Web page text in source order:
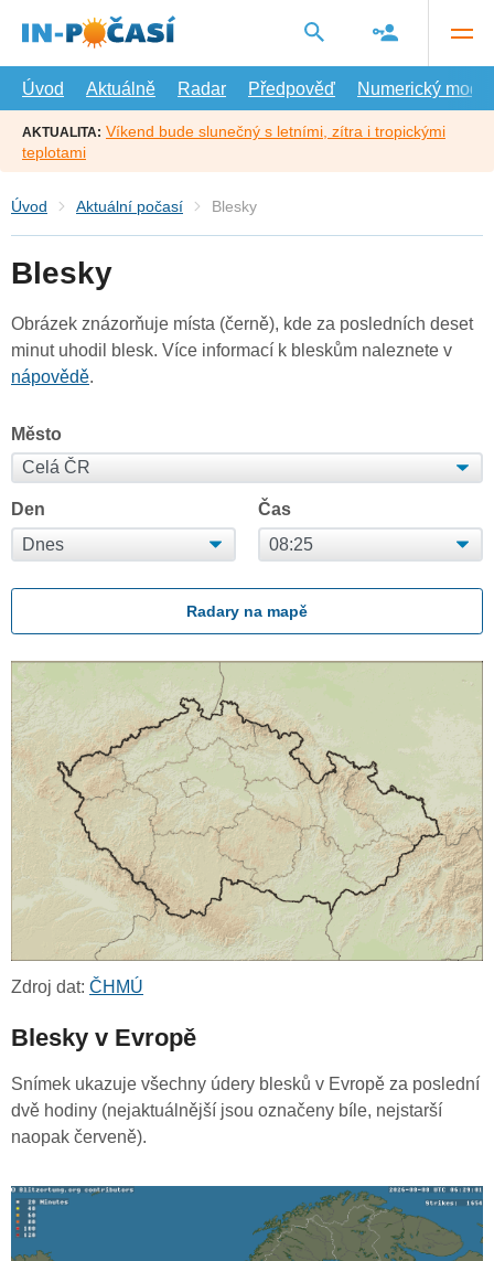
hlavní
Úvod
Aktuálně Radar Předpověď Numerický model
AKTUALITA: Víkend bude slunečný s letními, zítra i tropickými
teplotami
Úvod Aktuální počasí Blesky
Blesky
Obrázek znázorňuje místa (černě), kde za posledních deset
minut uhodil blesk. Více informací k bleskům naleznete v
nápovědě.
Město
Den Čas
Radary na mapě
Zdroj dat: ČHMÚ
Blesky v Evropě
Snímek ukazuje všechny údery blesků v Evropě za poslední
dvě hodiny (nejaktuálnější jsou označeny bíle, nejstarší
naopak červeně).